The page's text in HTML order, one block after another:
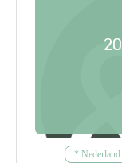
20
* Nederland